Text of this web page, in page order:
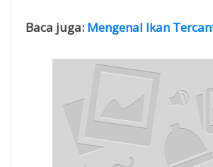
Baca juga: Mengenal Ikan